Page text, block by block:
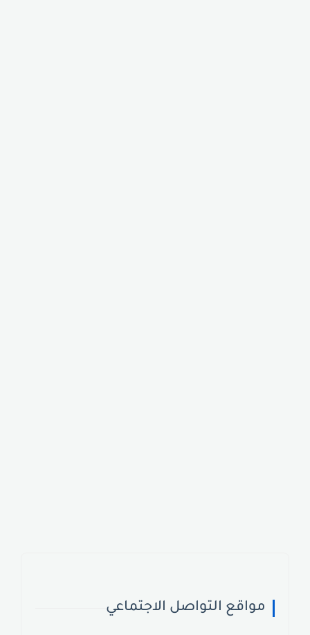
مواقع التواصل الاجتماعي